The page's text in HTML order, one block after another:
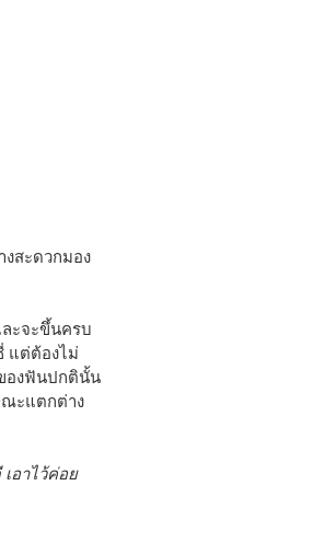
สะดวกมอง
ะจะขึ้นครบ
แต่ต้องไม่
องฟันปกตินั้น
ณะแตกต่าง
อาไว้ค่อย